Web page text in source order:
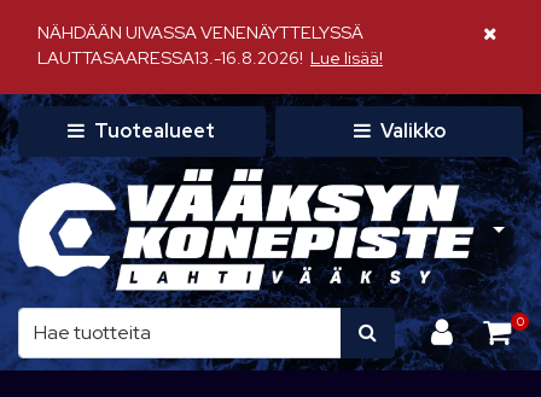
NÄHDÄÄN UIVASSA VENENÄYTTELYSSÄ
LAUTTASAARESSA13.-16.8.2026! Lue lisää!
Sulje
Tuotealueet Valikko
0